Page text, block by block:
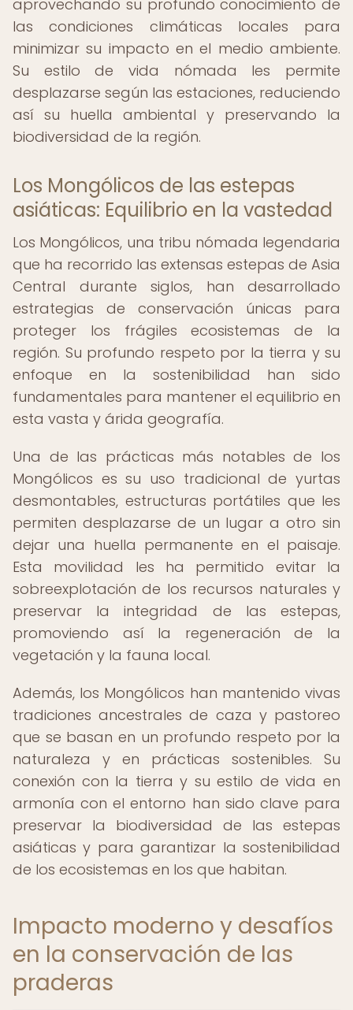
aprovechando su profundo conocimiento de
las condiciones climáticas locales para
minimizar su impacto en el medio ambiente.
Su estilo de vida nómada les permite
desplazarse según las estaciones, reduciendo
así su huella ambiental y preservando la
biodiversidad de la región.
Los Mongólicos de las estepas
asiáticas: Equilibrio en la vastedad
Los Mongólicos, una tribu nómada legendaria
que ha recorrido las extensas estepas de Asia
Central durante siglos, han desarrollado
estrategias de conservación únicas para
proteger los frágiles ecosistemas de la
región. Su profundo respeto por la tierra y su
enfoque en la sostenibilidad han sido
fundamentales para mantener el equilibrio en
esta vasta y árida geografía.
Una de las prácticas más notables de los
Mongólicos es su uso tradicional de yurtas
desmontables, estructuras portátiles que les
permiten desplazarse de un lugar a otro sin
dejar una huella permanente en el paisaje.
Esta movilidad les ha permitido evitar la
sobreexplotación de los recursos naturales y
preservar la integridad de las estepas,
promoviendo así la regeneración de la
vegetación y la fauna local.
Además, los Mongólicos han mantenido vivas
tradiciones ancestrales de caza y pastoreo
que se basan en un profundo respeto por la
naturaleza y en prácticas sostenibles. Su
conexión con la tierra y su estilo de vida en
armonía con el entorno han sido clave para
preservar la biodiversidad de las estepas
asiáticas y para garantizar la sostenibilidad
de los ecosistemas en los que habitan.
Impacto moderno y desafíos
en la conservación de las
praderas